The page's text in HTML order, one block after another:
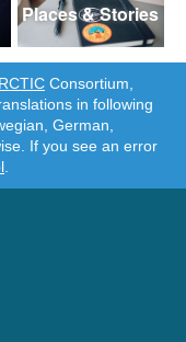
Places & Stories
Consortium,
in following
German,
If you see an error